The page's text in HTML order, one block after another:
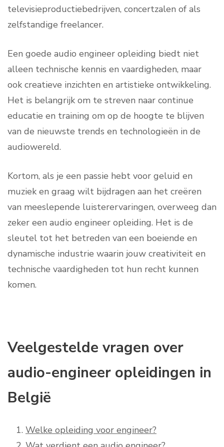
televisieproductiebedrijven, concertzalen of als
zelfstandige freelancer.
Een goede audio engineer opleiding biedt niet
alleen technische kennis en vaardigheden, maar
ook creatieve inzichten en artistieke ontwikkeling.
Het is belangrijk om te streven naar continue
educatie en training om op de hoogte te blijven
van de nieuwste trends en technologieën in de
audiowereld.
Kortom, als je een passie hebt voor geluid en
muziek en graag wilt bijdragen aan het creëren
van meeslepende luisterervaringen, overweeg dan
zeker een audio engineer opleiding. Het is de
sleutel tot het betreden van een boeiende en
dynamische industrie waarin jouw creativiteit en
technische vaardigheden tot hun recht kunnen
komen.
Veelgestelde vragen over
audio-engineer opleidingen in
België
Welke opleiding voor engineer?